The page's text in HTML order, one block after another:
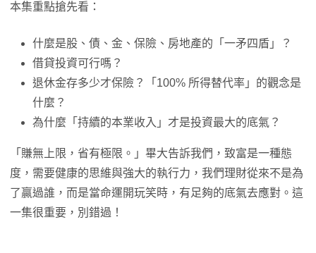
本集重點搶先看：
什麼是股、債、金、保險、房地產的「一矛四盾」？
借貸投資可行嗎？
退休金存多少才保險？「100% 所得替代率」的觀念是
什麼？
為什麼「持續的本業收入」才是投資最大的底氣？
「賺無上限，省有極限。」畢大告訴我們，致富是一種態
度，需要健康的思維與強大的執行力，我們理財從來不是為
了贏過誰，而是當命運開玩笑時，有足夠的底氣去應對。這
一集很重要，別錯過！